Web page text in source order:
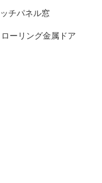
チパネル窓
ーリング金属ドア